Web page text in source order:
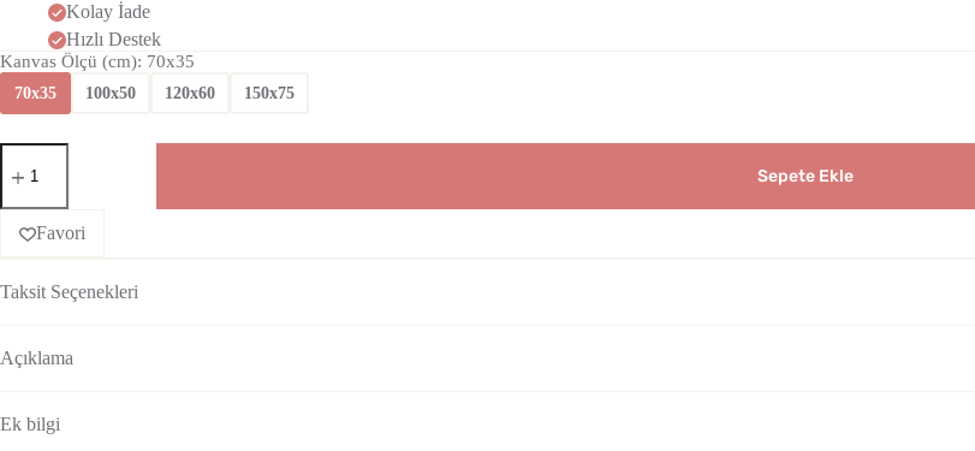
Kolay İade
Hızlı Destek
Kanvas Ölçü (cm): 70x35
70x35 100x50 120x60 150x75
Sepete Ekle
Favori
Taksit Seçenekleri
Açıklama
Ek bilgi